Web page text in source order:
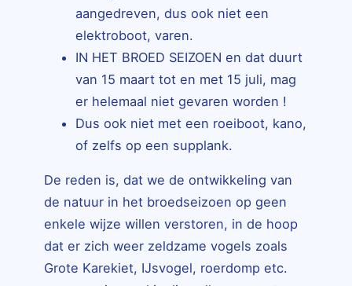
aangedreven, dus ook niet een
elektroboot, varen.
IN HET BROED SEIZOEN en dat duurt
van 15 maart tot en met 15 juli, mag
er helemaal niet gevaren worden !
Dus ook niet met een roeiboot, kano,
of zelfs op een supplank.
De reden is, dat we de ontwikkeling van
de natuur in het broedseizoen op geen
enkele wijze willen verstoren, in de hoop
dat er zich weer zeldzame vogels zoals
Grote Karekiet, IJsvogel, roerdomp etc.